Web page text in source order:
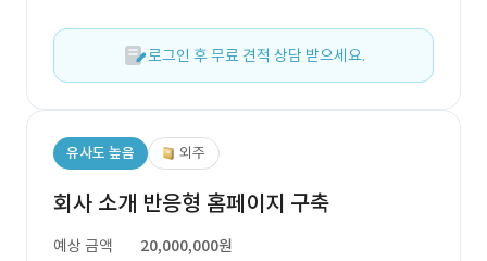
로그인 후 무료 견적 상담 받으세요.
유사도 높음 외주
회사 소개 반응형 홈페이지 구축
예상 금액
20,000,000원